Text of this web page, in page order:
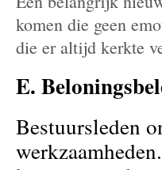
komen die geen
die er altijd kerkte
E.
Bestuursleden